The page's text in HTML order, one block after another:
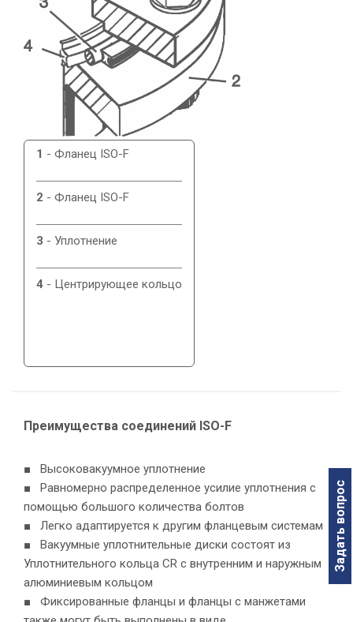
Задать вопрос
1 - Фланец ISO-F
2 - Фланец ISO-F
3 - Уплотнение
4 - Центрирующее кольцо
Преимущества соединений ISO-F
■ Высоковакуумное уплотнение
■ Равномерно распределенное усилие уплотнения с
помощью большого количества болтов
■ Легко адаптируется к другим фланцевым системам
■ Вакуумные уплотнительные диски состоят из
Уплотнительного кольца CR с внутренним и наружным
алюминиевым кольцом
■ Фиксированные фланцы и фланцы с манжетами